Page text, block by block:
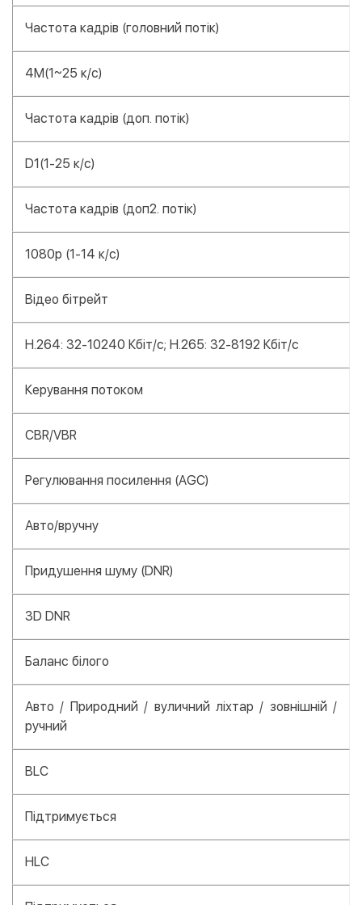
Частота кадрів (головний потік)
4M(1~25 к/с)
Частота кадрів (доп. потік)
D1(1-25 к/с)
Частота кадрів (доп2. потік)
1080p (1-14 к/с)
Відео бітрейт
H.264: 32-10240 Кбіт/с; H.265: 32-8192 Кбіт/с
Керування потоком
CBR/VBR
Регулювання посилення (AGC)
Авто/вручну
Придушення шуму (DNR)
3D DNR
Баланс білого
Авто / Природний / вуличний ліхтар / зовнішній /
ручний
BLC
Підтримується
HLC